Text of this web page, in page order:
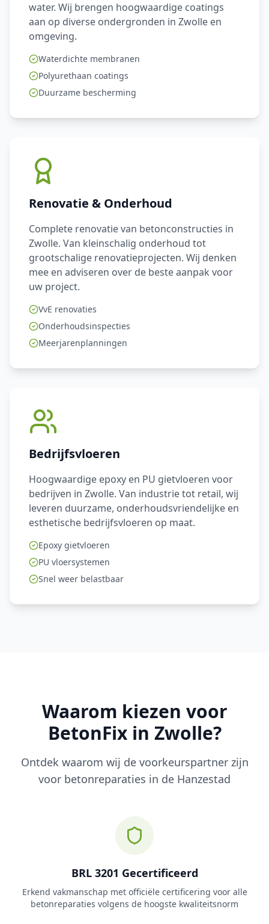
water. Wij brengen hoogwaardige coatings
aan op diverse ondergronden in Zwolle en
omgeving.
Waterdichte membranen
Polyurethaan coatings
Duurzame bescherming
Renovatie & Onderhoud
Complete renovatie van betonconstructies in
Zwolle. Van kleinschalig onderhoud tot
grootschalige renovatieprojecten. Wij denken
mee en adviseren over de beste aanpak voor
uw project.
VvE renovaties
Onderhoudsinspecties
Meerjarenplanningen
Bedrijfsvloeren
Hoogwaardige epoxy en PU gietvloeren voor
bedrijven in Zwolle. Van industrie tot retail, wij
leveren duurzame, onderhoudsvriendelijke en
esthetische bedrijfsvloeren op maat.
Epoxy gietvloeren
PU vloersystemen
Snel weer belastbaar
Waarom kiezen voor
BetonFix in Zwolle?
Ontdek waarom wij de voorkeurspartner zijn
voor betonreparaties in de Hanzestad
BRL 3201 Gecertificeerd
Erkend vakmanschap met officiële certificering voor alle
betonreparaties volgens de hoogste kwaliteitsnorm